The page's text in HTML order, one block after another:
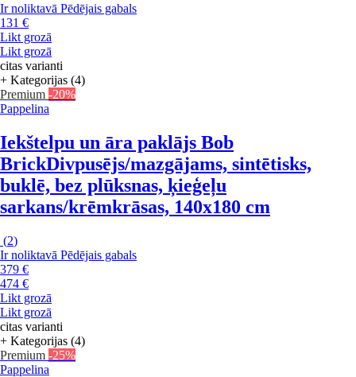
Ir noliktavā Pēdējais gabals
131 €
Likt grozā
Likt grozā
citas varianti
+ Kategorijas (4)
Premium -20%
Pappelina
Iekštelpu un āra paklājs Bob
BrickDivpusējs/mazgājams, sintētisks,
buklē, bez plūksnas, ķieģeļu
sarkans/krēmkrāsas, 140x180 cm
(2)
Ir noliktavā Pēdējais gabals
379 €
474 €
Likt grozā
Likt grozā
citas varianti
+ Kategorijas (4)
Premium -25%
Pappelina